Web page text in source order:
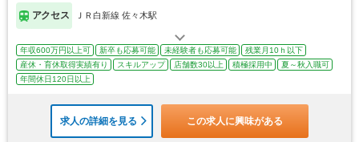
アクセス ＪＲ白新線 佐々木駅
年収600万円以上可 新卒も応募可能 未経験者も応募可能
残業月10ｈ以下
産休・育休取得実績有り
スキルアップ 店舗数30以上 積極採用中
夏～秋入職可
年間休日120日以上
求人の詳細を見る この求人に興味がある